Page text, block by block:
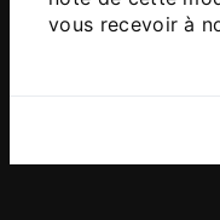
vous recevoir à